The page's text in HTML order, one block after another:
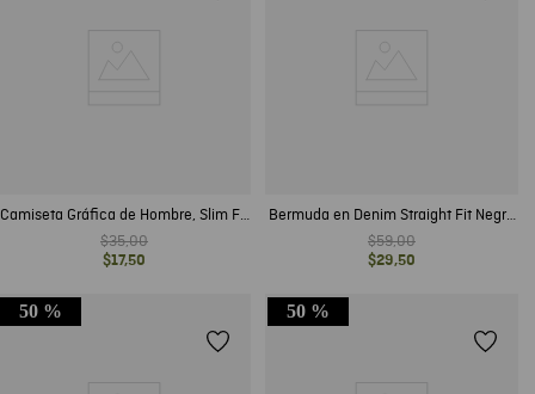
Camiseta Gráfica de Hombre, Slim Fit
- Gráficos Chevignon Racing en
Frente y Espalda
$35,00
$17,50
Bermuda en Denim Straight Fit Negro
Mate para Hombre
$59,00
$29,50
50 % 50 %